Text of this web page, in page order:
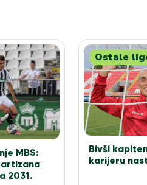
MBS:
2031.
Ostale
Bivši
karijeru